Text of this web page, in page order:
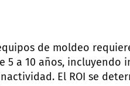
de moldeo
a 10 años, incluyendo
El ROI se